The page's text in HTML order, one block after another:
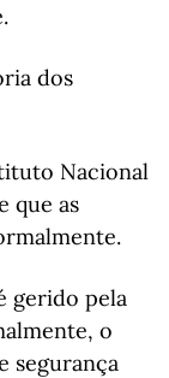
dos
Nacional
que as
gerido pela
o
segurança